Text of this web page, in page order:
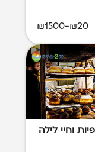
₪20-₪1500
וחיי לילה